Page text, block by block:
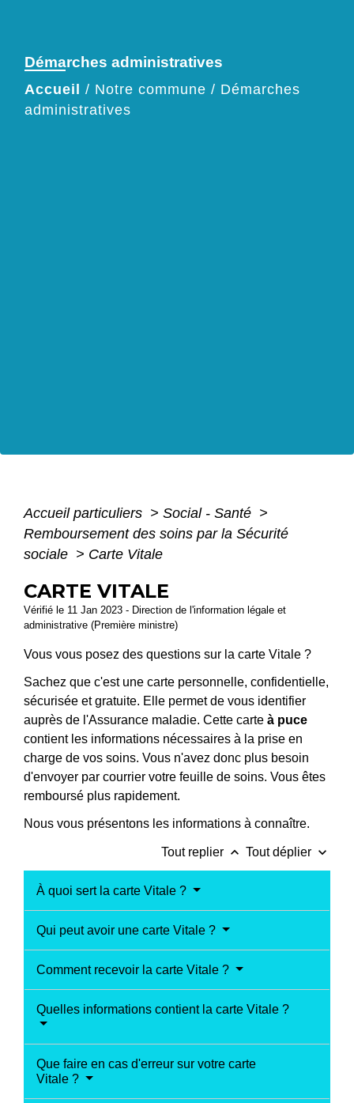
Démarches administratives
Accueil / Notre commune / Démarches
administratives
Accueil particuliers > Social - Santé >
Remboursement des soins par la Sécurité
sociale > Carte Vitale
CARTE VITALE
Vérifié le 11 Jan 2023 - Direction de l'information légale et
administrative (Première ministre)
Vous vous posez des questions sur la carte Vitale ?
Sachez que c'est une carte personnelle, confidentielle,
sécurisée et gratuite. Elle permet de vous identifier
auprès de l'Assurance maladie. Cette carte à puce
contient les informations nécessaires à la prise en
charge de vos soins. Vous n'avez donc plus besoin
d'envoyer par courrier votre feuille de soins. Vous êtes
remboursé plus rapidement.
Nous vous présentons les informations à connaître.
Tout replier keyboard_arrow_up Tout déplier keyboard_arrow_down
À quoi sert la carte Vitale ?
Qui peut avoir une carte Vitale ?
Comment recevoir la carte Vitale ?
Quelles informations contient la carte Vitale ?
Que faire en cas d'erreur sur votre carte
Vitale ?